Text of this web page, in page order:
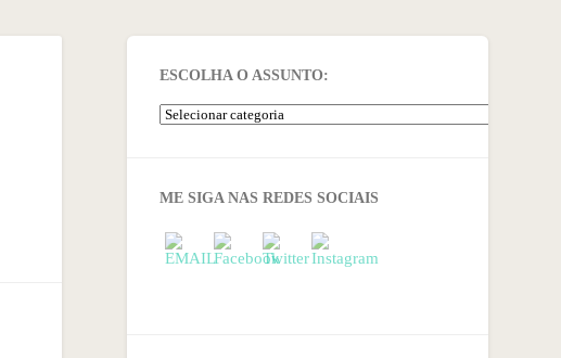
ESCOLHA O ASSUNTO:
ME SIGA NAS REDES SOCIAIS